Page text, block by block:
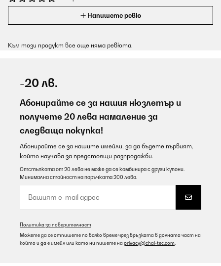
Напишете ревю
Към този продукт все още няма ревюта.
-20 лв.
Абонирайте се за нашия нюзлетър и
получете 20 лева намаление за
следваща покупка!
Абонирайте се за нашите имейли, за да бъдете първият,
който научава за предстоящи разпродажби.
Отстъпката от 20 лева не може да се комбинира с други купони.
Минимална стойност на поръчката 200 лева.
Политика за поверителност
Можете да се отпишете по всяко време чрез връзката в долната част на
който и да е имейл или като ни пишете на privacy@chal-tec.com